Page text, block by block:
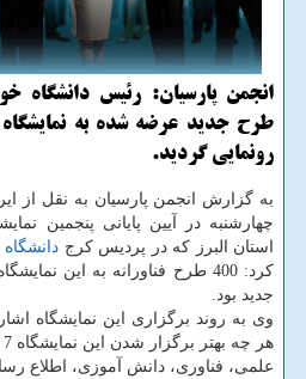
طرح جدید عرضه شده به نمایشگاه
رونمایی گردید.
به گزارش انجمن پارسیان به نقل از
چهارشنبه در آیین پایانی پنجمین
استان البرز كه در پردیس كرج دانشگاه
جدید بود.
وی به روند برگزاری این نمایشگاه
علمی، فناوری، دانش آموزی، اطلاع